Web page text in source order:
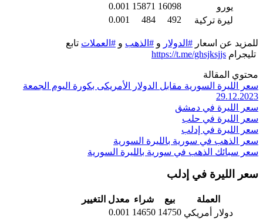
يورو
16098
15871
0.001
ليرة تركية
492
484
0.001
للمزيد عن اسعار #الدولار و #الذهب و #العملات تابع
تليجرام https://t.me/ghsjksjjs
محتوي المقالة
سعر الليرة السورية مقابل الدولار الأمريكى بكورة اليوم الجمعة
29.12.2023
سعر الليرة في دمشق
سعر الليرة في حلب
سعر الليرة في إدلب
سعر الذهب في سورية بالليرة السورية
سعر سبائك الذهب في سورية بالليرة السورية
سعر الليرة في إدلب
العملة بيع شراء معدل التغيير
دولار أمريكي 14750
14650
0.001